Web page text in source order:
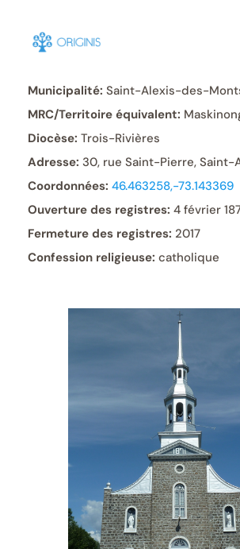
Skip
Municipalité: Saint-Alexis-des-
MRC/Territoire équivalent:
Diocèse: Trois-Rivières
Adresse: 30, rue Saint-Pierre,
Coordonnées: 46.463258,-73.143369
Ouverture des registres: 4 février
Fermeture des registres: 2017
Confession religieuse: catholique